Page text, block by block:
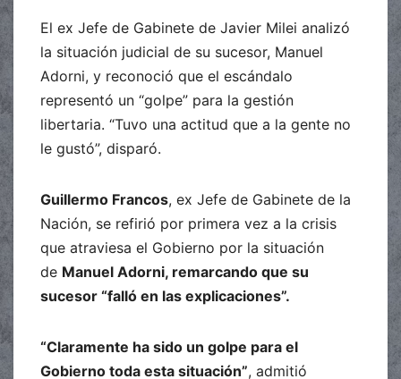
El ex Jefe de Gabinete de Javier Milei analizó
la situación judicial de su sucesor, Manuel
Adorni, y reconoció que el escándalo
representó un “golpe” para la gestión
libertaria. “Tuvo una actitud que a la gente no
le gustó”, disparó.
Guillermo Francos, ex Jefe de Gabinete de la
Nación, se refirió por primera vez a la crisis
que atraviesa el Gobierno por la situación
de Manuel Adorni, remarcando que su
sucesor “falló en las explicaciones”.
“Claramente ha sido un golpe para el
Gobierno toda esta situación”, admitió